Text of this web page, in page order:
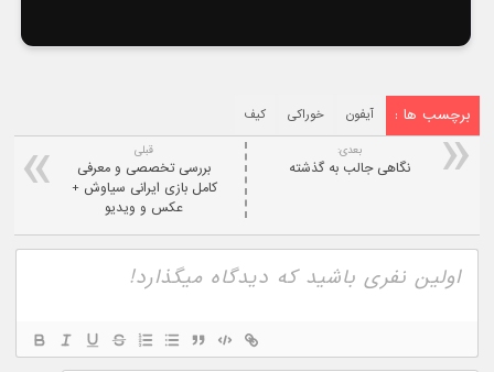
برچسب ها : آیفون خوراکی کیف
قبلی
بررسی تخصصی و معرفی
کامل بازی ایرانی سیاوش +
عکس و ویدیو
بعدی:
نگاهی جالب به گذشته